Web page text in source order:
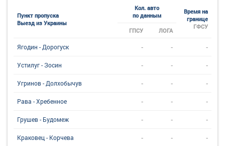
Пункт пропуска
Выезд из Украины
Кол. авто
по данным
Время на
границе
ГФСУ
ГПСУ ЛОГА
Ягодин - Дорогуск - - -
Устилуг - Зосин - - -
Угринов - Долхобычув - - -
Рава - Хребенное - - -
Грушев - Будомеж - - -
Краковец - Корчева - - -